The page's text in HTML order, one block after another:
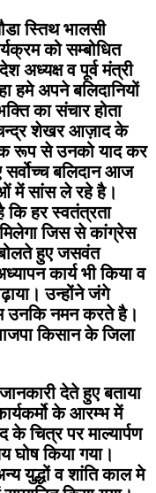
स्तिथ भालसी
को सम्बोधित
अध्यक्ष व पूर्व मंत्री
हमे अपने बलिदानियों
का संचार होता
शेखर आज़ाद के
रूप से उनको याद कर
बलिदान आज
में सांस ले रहे है।
कि हर स्वतंत्रता
मिलेगा जिस से कांग्रेस
हुए जसवंत
कार्य भी किया व
उन्होंने जंगे
नमन करते है।
किसान के जिला
देते हुए बताया
के आरम्भ में
चित्र पर माल्यार्पण
घोष किया गया।
युद्धों व शांति काल मे